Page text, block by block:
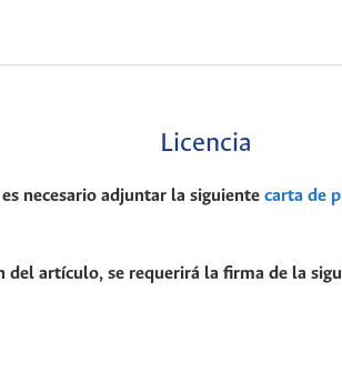
Licencia
necesario adjuntar la siguiente carta de
del artículo, se requerirá la firma de la